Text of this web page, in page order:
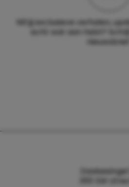
Wil jij exclusieve verhalen,
echt wat aan hebt?
nieuwsbrief.
Daalsesingel
3511 SW